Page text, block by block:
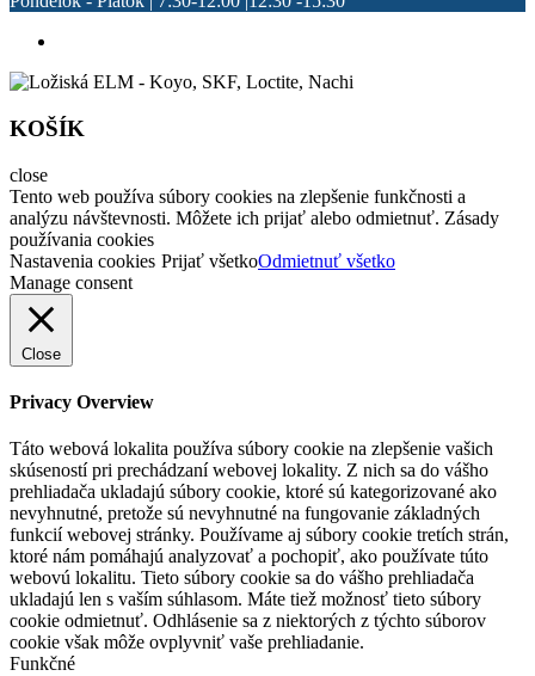
KOŠÍK
close
Tento web používa súbory cookies na zlepšenie funkčnosti a
analýzu návštevnosti. Môžete ich prijať alebo odmietnuť. Zásady
používania cookies
Nastavenia cookies Prijať všetkoOdmietnuť všetko
Manage consent
Close
Privacy Overview
Táto webová lokalita používa súbory cookie na zlepšenie vašich
skúseností pri prechádzaní webovej lokality. Z nich sa do vášho
prehliadača ukladajú súbory cookie, ktoré sú kategorizované ako
nevyhnutné, pretože sú nevyhnutné na fungovanie základných
funkcií webovej stránky. Používame aj súbory cookie tretích strán,
ktoré nám pomáhajú analyzovať a pochopiť, ako používate túto
webovú lokalitu. Tieto súbory cookie sa do vášho prehliadača
ukladajú len s vaším súhlasom. Máte tiež možnosť tieto súbory
cookie odmietnuť. Odhlásenie sa z niektorých z týchto súborov
cookie však môže ovplyvniť vaše prehliadanie.
Funkčné